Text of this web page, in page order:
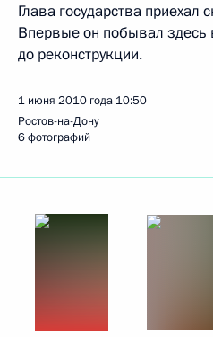
Глава государства
Впервые он побывал здесь
до реконструкции.
1 июня 2010 года 10:50
Ростов-на-Дону
6 фотографий